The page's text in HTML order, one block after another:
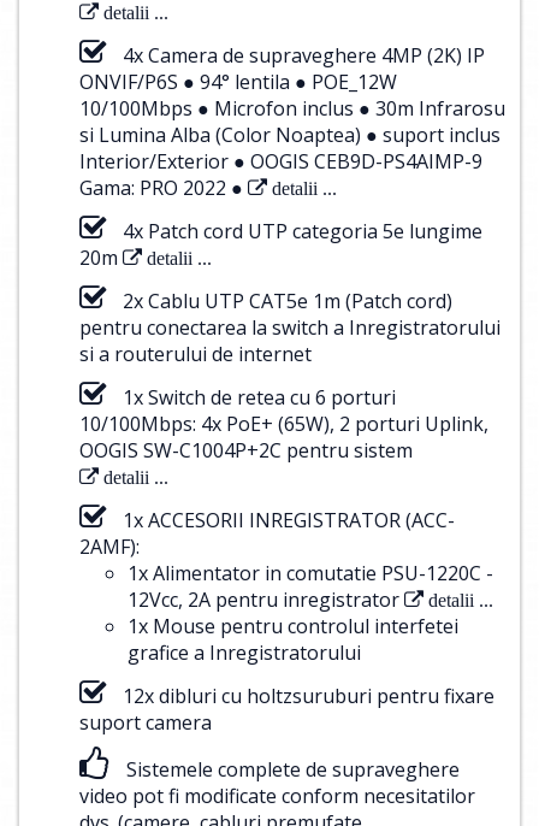
detalii ...
4x Camera de supraveghere 4MP (2K) IP
ONVIF/P6S ● 94° lentila ● POE_12W
10/100Mbps ● Microfon inclus ● 30m Infrarosu
si Lumina Alba (Color Noaptea) ● suport inclus
Interior/Exterior ● OOGIS CEB9D-PS4AIMP-9
Gama: PRO 2022 ●
detalii ...
4x Patch cord UTP categoria 5e lungime
20m
detalii ...
2x Cablu UTP CAT5e 1m (Patch cord)
pentru conectarea la switch a Inregistratorului
si a routerului de internet
1x Switch de retea cu 6 porturi
10/100Mbps: 4x PoE+ (65W), 2 porturi Uplink,
OOGIS SW-C1004P+2C pentru sistem
detalii ...
1x ACCESORII INREGISTRATOR (ACC-
2AMF):
1x Alimentator in comutatie PSU-1220C -
12Vcc, 2A pentru inregistrator
detalii ...
1x Mouse pentru controlul interfetei
grafice a Inregistratorului
12x dibluri cu holtzsuruburi pentru fixare
suport camera
Sistemele complete de supraveghere
video pot fi modificate conform necesitatilor